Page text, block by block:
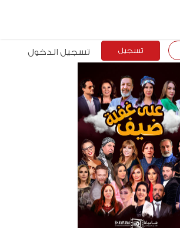
تسجيل تسجيل الدخول